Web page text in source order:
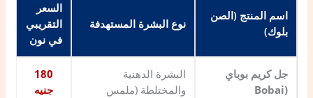
اسم المنتج (الصن
بلوك)
نوع البشرة المستهدفة
السعر
التقريبي
في نون
جل كريم بوباي
(Bobai
البشرة الدهنية
والمختلطة (ملمس
180
جنيه